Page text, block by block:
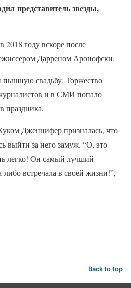
представитель звезды,
2018 году вскоре после
Дарреном Аронофски.
пышную свадьбу. Торжество
и в СМИ попало
праздника.
Дженнифер призналась, что
выйти за него замуж. “О, это
легко! Он самый лучший
либо встречала в своей жизни!”, –
Back to top